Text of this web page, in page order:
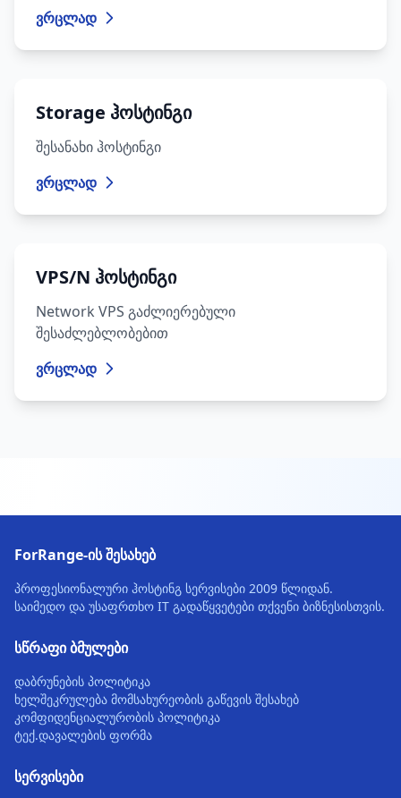
ვრცლად
Storage ჰოსტინგი
შესანახი ჰოსტინგი
ვრცლად
VPS/N ჰოსტინგი
Network VPS გაძლიერებული
შესაძლებლობებით
ვრცლად
ForRange-ის შესახებ
პროფესიონალური ჰოსტინგ სერვისები 2009 წლიდან.
საიმედო და უსაფრთხო IT გადაწყვეტები თქვენი ბიზნესისთვის.
სწრაფი ბმულები
დაბრუნების პოლიტიკა
ხელშეკრულება მომსახურეობის გაწევის შესახებ
კომფიდენციალურობის პოლიტიკა
ტექ.დავალების ფორმა
სერვისები